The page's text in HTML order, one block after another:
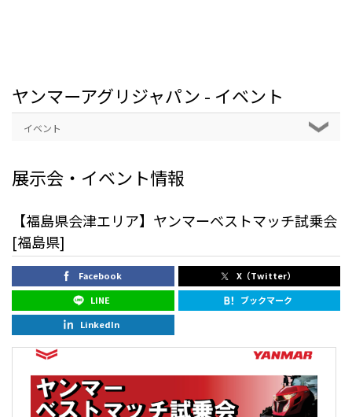
ヤンマーアグリジャパン - イベント
イベント
展示会・イベント情報
【福島県会津エリア】ヤンマーベストマッチ試乗会
[福島県]
Facebook
X（Twitter）
LINE
ブックマーク
LinkedIn